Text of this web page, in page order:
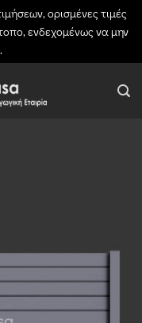
ορισμένες τιμές
ενδεχομένως να μην